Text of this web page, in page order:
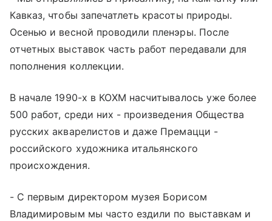
Кавказ, чтобы запечатлеть красоты природы.
Осенью и весной проводили пленэры. После
отчетных выставок часть работ передавали для
пополнения коллекции.
В начале 1990-х в КОХМ насчитывалось уже более
500 работ, среди них - произведения Общества
русских акварелистов и даже Премацци -
российского художника итальянского
происхождения.
- С первым директором музея Борисом
Владимировым мы часто ездили по выставкам и